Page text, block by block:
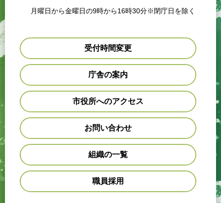
月曜日から金曜日の9時から16時30分※閉庁日を除く
受付時間変更
庁舎の案内
市役所へのアクセス
お問い合わせ
組織の一覧
職員採用